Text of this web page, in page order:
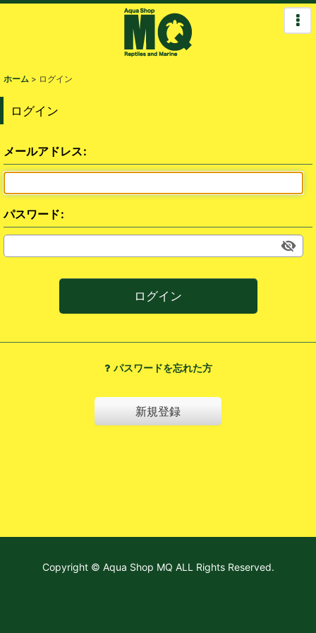
ホーム > ログイン
ログイン
メールアドレス:
パスワード:
ログイン
パスワードを忘れた方
新規登録
Copyright © Aqua Shop MQ ALL Rights Reserved.